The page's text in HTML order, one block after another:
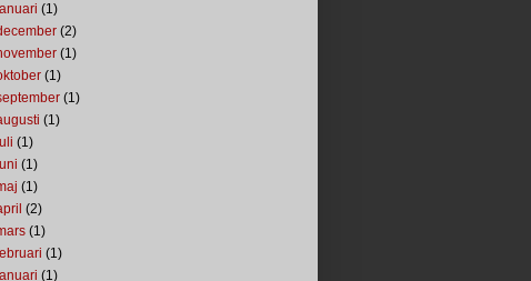
(1)
(2)
(1)
(1)
(1)
(1)
(1)
(1)
(1)
(2)
(1)
(1)
(1)